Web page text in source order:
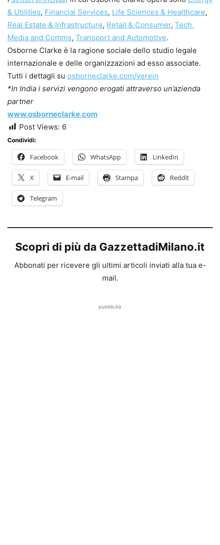
& Utilities, Financial Services, Life Sciences & Healthcare,
Real Estate & Infrastructure, Retail & Consumer, Tech,
Media and Comms, Transport and Automotive.
Osborne Clarke è la ragione sociale dello studio legale
internazionale e delle organizzazioni ad esso associate.
Tutti i dettagli su osborneclarke.com/verein
*In India i servizi vengono erogati attraverso un’azienda
partner
www.osborneclarke.com
Post Views: 6
Condividi:
Facebook WhatsApp LinkedIn
X E-mail Stampa Reddit
Telegram
Scopri di più da GazzettadiMilano.it
Abbonati per ricevere gli ultimi articoli inviati alla tua e-
mail.
pubblicità